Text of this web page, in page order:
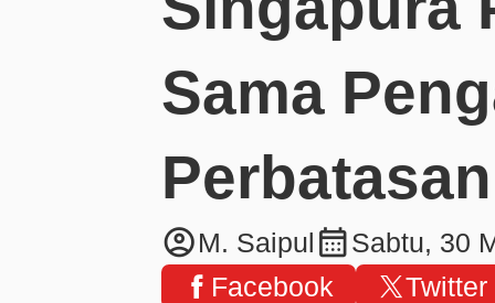
Sama
Perbatasan
account_circleM. Saipul calendar_monthSabtu, 30
Facebook
Twitter